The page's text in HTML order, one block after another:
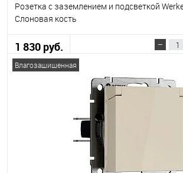
Розетка с заземлением и подсветкой
Слоновая кость
1 830 руб.
Влагозащищенная